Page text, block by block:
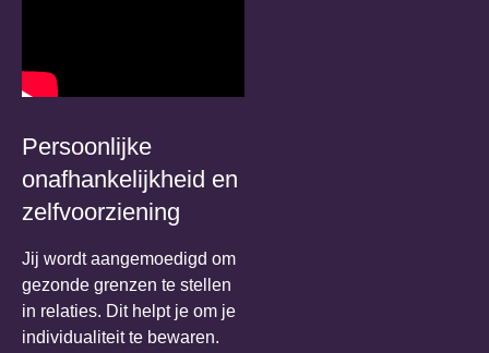
Persoonlijke
onafhankelijkheid en
zelfvoorziening
Jij wordt aangemoedigd om
gezonde grenzen te stellen
in relaties. Dit helpt je om je
individualiteit te bewaren.